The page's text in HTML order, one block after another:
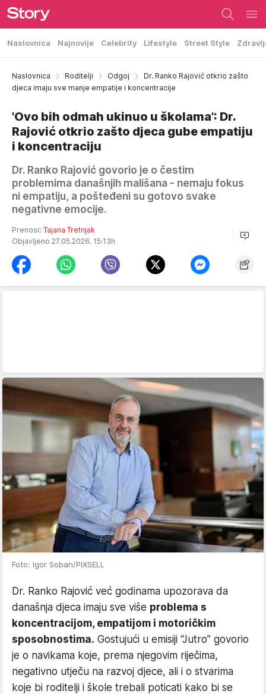
Naslovnica Najnovije Celebrity Lifestyle Street Style
Naslovnica Roditelji Odgoj
Dr. Ranko Rajović otkrio zašto
djeca imaju sve manje empatije i koncentracije
'Ovo bih odmah ukinuo u školama': Dr.
Rajović otkrio zašto djeca gube empatiju
i koncentraciju
Dr. Ranko Rajović govorio je o čestim
problemima današnjih mališana - nemaju fokus
ni empatiju, a pošteđeni su gotovo svake
negativne emocije.
Prenosi: Tajana Tretnjak
Objavljeno 27.05.2026. 15:13h
Foto: Igor Soban/PIXSELL
Dr. Ranko Rajović već godinama upozorava da
današnja djeca imaju sve više problema s
koncentracijom, empatijom i motoričkim
sposobnostima. Gostujući u emisiji “Jutro” govorio
je o navikama koje, prema njegovim riječima,
negativno utječu na razvoj djece, ali i o stvarima
koje bi roditelji i škole trebali poticati kako bi se